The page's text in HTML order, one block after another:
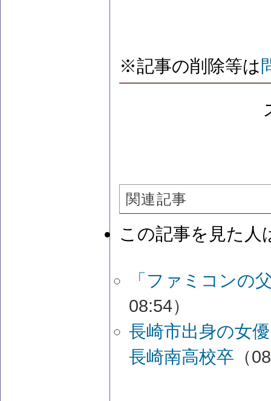
※記事の削除等は
関連記事
この記事を見た人
「ファミコンの
08:54）
長崎市出身の女
長崎南高校卒 （